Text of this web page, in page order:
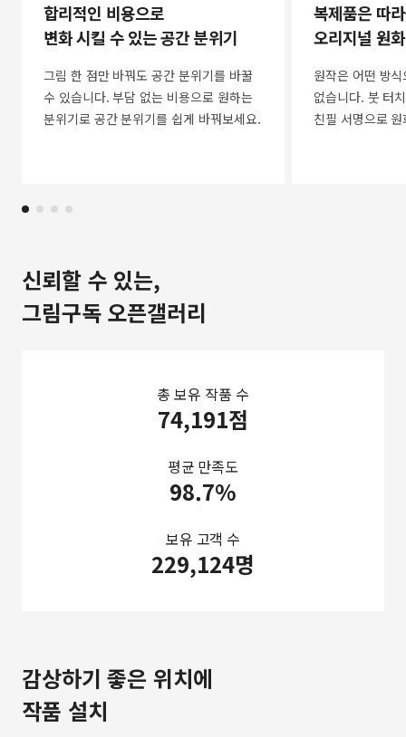
합리적인 비용으로
변화 시킬 수 있는 공간 분위기
그림 한 점만 바꿔도 공간 분위기를 바꿀
수 있습니다. 부담 없는 비용으로 원하는
분위기로 공간 분위기를 쉽게 바꿔보세요.
복제품은 따
오리지널 원
원작은 어떤 방
없습니다. 붓 터
친필 서명으로
신뢰할 수 있는,
그림구독 오픈갤러리
총 보유 작품 수
74,191점
평균 만족도
98.7%
보유 고객 수
229,124명
감상하기 좋은 위치에
작품 설치